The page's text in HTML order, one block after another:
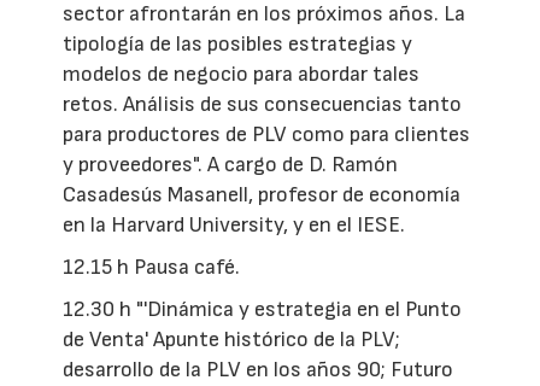
sector afrontarán en los próximos años. La
tipología de las posibles estrategias y
modelos de negocio para abordar tales
retos. Análisis de sus consecuencias tanto
para productores de PLV como para clientes
y proveedores". A cargo de D. Ramón
Casadesús Masanell, profesor de economía
en la Harvard University, y en el IESE.
12.15 h Pausa café.
12.30 h "'Dinámica y estrategia en el Punto
de Venta' Apunte histórico de la PLV;
desarrollo de la PLV en los años 90; Futuro